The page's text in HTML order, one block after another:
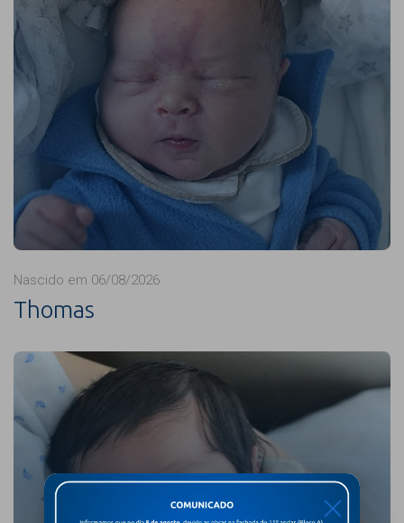
Nascido em 06/08/2026
Thomas
X